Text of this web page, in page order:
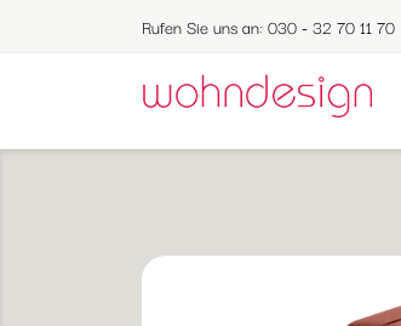
Rufen Sie uns an: 030 - 32 70 11 70